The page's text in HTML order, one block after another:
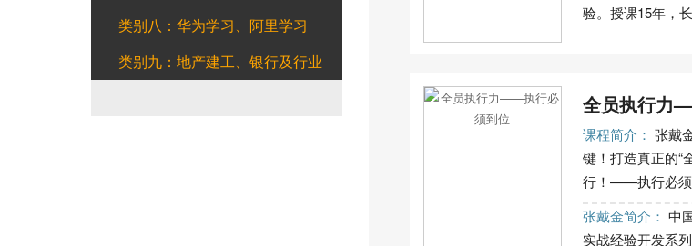
验。授课15年，
全员执行力
课程简介： 张戴
键！打造真正的“
行！——执行必须
张戴金简介： 中
实战经验开发系
类别八：华为学习、阿里学习
类别九：地产建工、银行及行业